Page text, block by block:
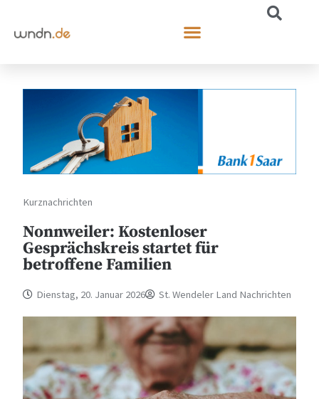
Kurznachrichten
Nonnweiler: Kostenloser
Gesprächskreis startet für
betroffene Familien
Dienstag, 20. Januar 2026 St. Wendeler Land Nachrichten